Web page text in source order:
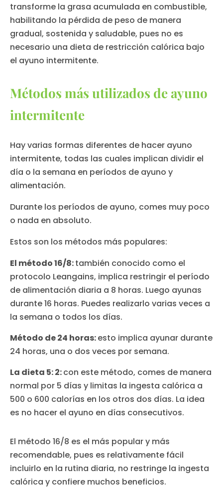
transforme la grasa acumulada en combustible,
habilitando la pérdida de peso de manera
gradual, sostenida y saludable, pues no es
necesario una dieta de restricción calórica bajo
el ayuno intermitente.
Métodos más utilizados de ayuno
intermitente
Hay varias formas diferentes de hacer ayuno
intermitente, todas las cuales implican dividir el
día o la semana en períodos de ayuno y
alimentación.
Durante los períodos de ayuno, comes muy poco
o nada en absoluto.
Estos son los métodos más populares:
El método 16/8:también conocido como el
protocolo Leangains, implica restringir el período
de alimentación diaria a 8 horas. Luego ayunas
durante 16 horas. Puedes realizarlo varias veces a
la semana o todos los días.
Método de 24 horas:esto implica ayunar durante
24 horas, una o dos veces por semana.
La dieta 5: 2:con este método, comes de manera
normal por 5 días y limitas la ingesta calórica a
500 o 600 calorías en los otros dos días. La idea
es no hacer el ayuno en días consecutivos.
El método 16/8 es el más popular y más
recomendable, pues es relativamente fácil
incluirlo en la rutina diaria, no restringe la ingesta
calórica y confiere muchos beneficios.